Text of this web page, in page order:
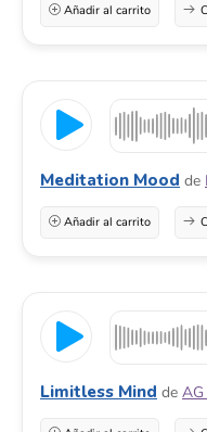
Añadir al carrito
Meditation Mood de
Añadir al carrito
Limitless Mind de